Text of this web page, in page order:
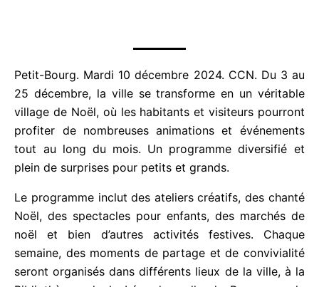
5
au 25 décembre, la ville se transforme en un
véritable village de Noël, où les habitants et
visiteurs pourront profiter de nombreuses
animations et événements tout au long du mois. Un
programme diversifié et plein de surprises pour
petits et grands.
Le programme inclut des ateliers créatifs, des
chanté Noël, des spectacles pour enfants, des
marchés de noël et bien d’autres activités festives.
Chaque semaine, des moments de partage et de
convivialité seront organisés dans différents lieux